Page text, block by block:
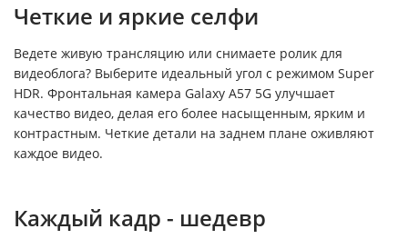
Четкие и яркие селфи
Ведете живую трансляцию или снимаете ролик для
видеоблога? Выберите идеальный угол с режимом Super
HDR. Фронтальная камера Galaxy A57 5G улучшает
качество видео, делая его более насыщенным, ярким и
контрастным. Четкие детали на заднем плане оживляют
каждое видео.
Каждый кадр - шедевр